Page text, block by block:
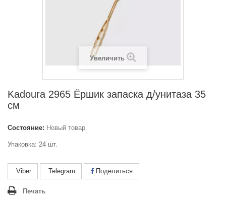
Увеличить
Kadoura 2965 Ёршик запаска д/унитаза 35
см
Состояние: Новый товар
Упаковка: 24 шт.
Viber Telegram Поделиться
Печать